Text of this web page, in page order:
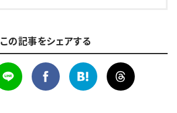
この記事をシェアする